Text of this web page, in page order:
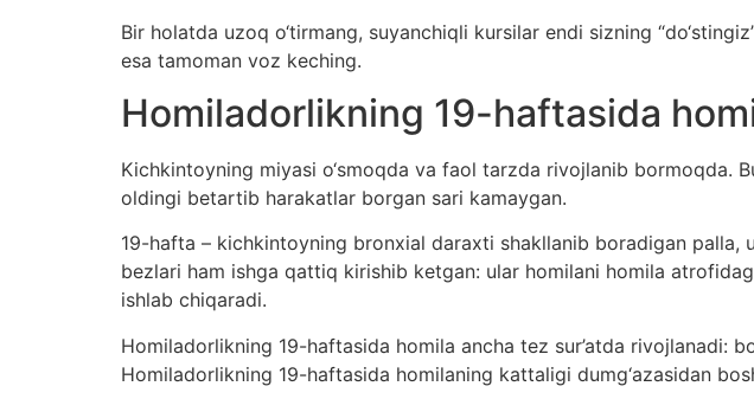
Bir holatda uzoq o‘tirmang, suyanchiqli kursilar endi sizning
esa tamoman voz keching.
Homiladorlikning 19-haftasida
Kichkintoyning miyasi o‘smoqda va faol tarzda rivojlanib bormoqda.
oldingi betartib harakatlar borgan sari kamaygan.
19-hafta – kichkintoyning bronxial daraxti shakllanib boradigan palla,
bezlari ham ishga qattiq kirishib ketgan: ular homilani homila
ishlab chiqaradi.
Homiladorlikning 19-haftasida homila ancha tez sur’atda rivojlanadi:
Homiladorlikning 19-haftasida homilaning kattaligi dumg‘azasidan